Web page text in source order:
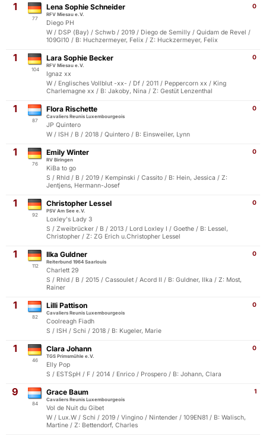
1
77
0
Lena Sophie Schneider
RFV Miesau e.V.
Diego PH
W / DSP (Bay) / Schwb / 2019 / Diego de Semilly / Quidam de Revel /
109GI10 / B: Huchzermeyer, Felix / Z: Huckzermeyer, Felix
1
104
0
Lara Sophie Becker
RFV Miesau e.V.
Ignaz xx
W / Englisches Vollblut -xx- / Df / 2011 / Peppercorn xx / King
Charlemagne xx / B: Jakoby, Nina / Z: Gestüt Lenzenthal
1
87
0
Flora Rischette
Cavaliers Reunis Luxembourgeois
JP Quintero
W / ISH / B / 2018 / Quintero / B: Einsweiler, Lynn
1
76
0
Emily Winter
RV Biringen
KiBa to go
S / Rhld / B / 2019 / Kempinski / Cassito / B: Hein, Jessica / Z:
Jentjens, Hermann-Josef
1
92
0
Christopher Lessel
PSV Am See e.V.
Loxley's Lady 3
S / Zweibrücker / B / 2013 / Lord Loxley I / Goethe / B: Lessel,
Christopher / Z: ZG Erich u.Christopher Lessel
1
112
0
Ilka Guldner
Reiterbund 1964 Saarlouis
Charlett 29
S / Rhld / B / 2015 / Cassoulet / Acord II / B: Guldner, Ilka / Z: Most,
Rainer
1
82
0
Lilli Pattison
Cavaliers Reunis Luxembourgeois
Coolreagh Fiadh
S / ISH / Schi / 2018 / B: Kugeler, Marie
1
46
0
Clara Johann
TGS Primsmühle e.V.
Elly Pop
S / ESTSpH / F / 2014 / Enrico / Prospero / B: Johann, Clara
9
84
1
Grace Baum
Cavaliers Reunis Luxembourgeois
Vol de Nuit du Gibet
W / Lux.W / Schi / 2019 / Vingino / Nintender / 109EN81 / B: Walisch,
Martine / Z: Bettendorf, Charles